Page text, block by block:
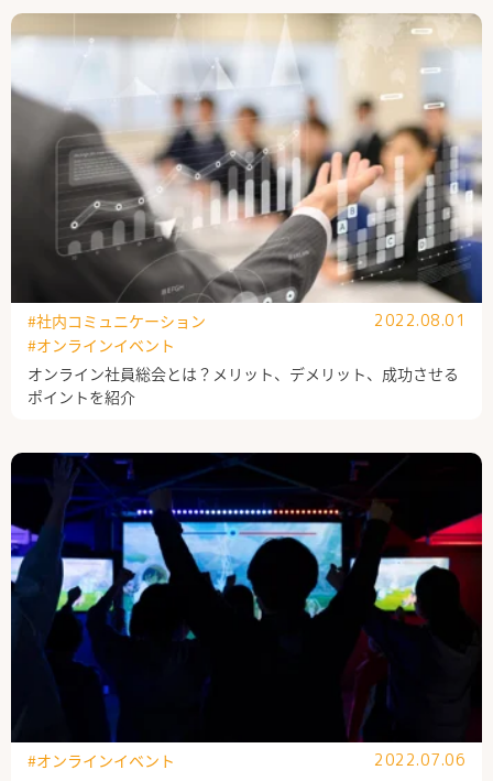
オンライン社員総会とは？メリット、デメリット、成功させる
ポイントを紹介
#社内コミュニケーション
#オンラインイベント
2022.08.01
#オンラインイベント 2022.07.06